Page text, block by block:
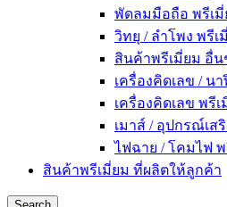
พัดลมมือถือ พรีเมี่
วิทยุ / ลำโพง พรีเ
สินค้าพรีเมี่ยม อื่น
เครื่องคิดเลข / น
เครื่องคิดเลข พรีเ
เมาส์ / อุปกรณ์เส
ไฟฉาย / โคมไฟ พ
สินค้าพรีเมี่ยม ที่ผลิตให้ลูกค้า